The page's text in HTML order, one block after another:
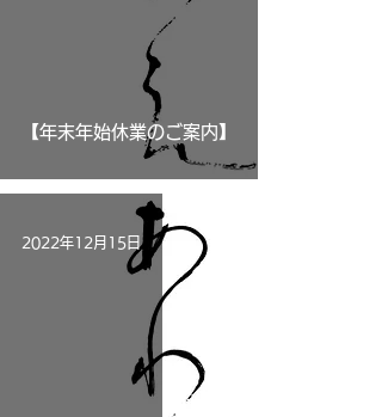
【年末年始休業のご案内】
2022年12月15日